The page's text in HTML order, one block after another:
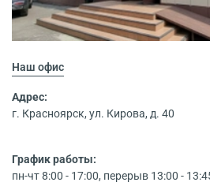
Наш офис
Адрес:
г. Красноярск, ул. Кирова, д. 40
График работы:
пн-чт 8:00 - 17:00, перерыв 13:00 -